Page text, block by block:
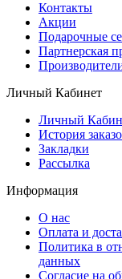
Контакты
Акции
Подарочные
Партнерская
Личный Кабинет
Личный
История
Закладки
Рассылка
Информация
О нас
Оплата и
Политика в
данных
Согласие на